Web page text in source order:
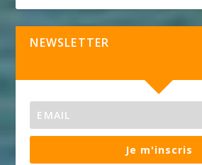
NEWSLETTER
Je m'inscris